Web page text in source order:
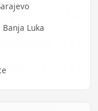
Luka